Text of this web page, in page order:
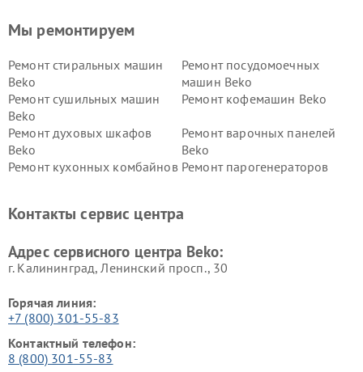
Мы ремонтируем
Ремонт стиральных машин
Beko
Ремонт посудомоечных
машин Beko
Ремонт сушильных машин
Beko
Ремонт кофемашин Beko
Ремонт духовых шкафов
Beko
Ремонт варочных панелей
Beko
Ремонт кухонных комбайнов Ремонт парогенераторов
Ремонт холодильников Beko Ремонт морозильных камер
Контакты сервис центра
Адрес сервисного центра Beko:
г. Калининград, Ленинский просп., 30
Горячая линия:
+7 (800) 301-55-83
Контактный телефон:
8 (800) 301-55-83